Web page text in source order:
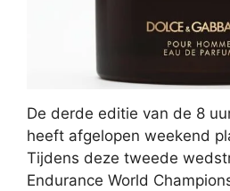
De derde editie van de 8
heeft afgelopen weekend
Tijdens deze tweede
Endurance World